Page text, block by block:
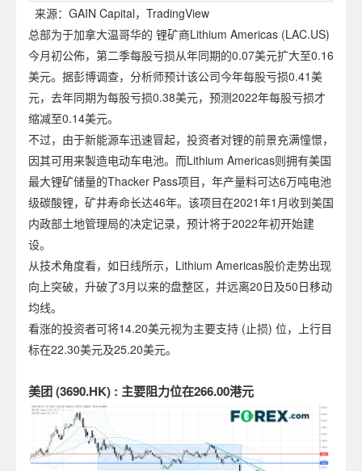
来源：GAIN Capital，TradingView
总部为于加拿大温哥华的 锂矿商Lithium Americas (LAC.US)
今月初公佈，第二季每股亏损从年同期的0.07美元扩大至0.16
美元。据彭博调查，分析师预计该公司今年每股亏损0.41美
元，去年同期为每股亏损0.38美元，预测2022年每股亏损才
缩减至0.14美元。
不过，由于新能源车迅速冒起，投资者对锂的前景充满憧憬，
因其可用来製造电动车电池。而Lithium Americas则拥有美国
最大锂矿储量的Thacker Pass项目，年产量料可达6万吨电池
级碳酸锂，矿井寿命长达46年。该项目在2021年1月收到美国
内政部土地管理局的决定记录，预计将于2022年初开始建
设。
从技术角度看，如日线所示，Lithium Americas股价走势出现
向上突破，升破了3月以来的盘整区，并远离20日及50日移动
均线。
看涨的投资者可将14.20美元视为主要支持 (止损) 位，上行目
标在22.30美元及25.20美元。
美团 (3690.HK) : 主要阻力位在266.00港元